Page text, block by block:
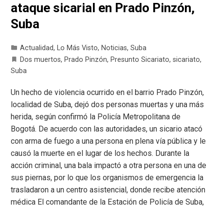
ataque sicarial en Prado Pinzón,
Suba
Actualidad, Lo Más Visto, Noticias,Suba
Dos muertos, Prado Pinzón, Presunto Sicariato,sicariato,
Suba
Un hecho de violencia ocurrido en el barrio Prado Pinzón,
localidad de Suba, dejó dos personas muertas y una más
herida, según confirmó la Policía Metropolitana de
Bogotá. De acuerdo con las autoridades, un sicario atacó
con arma de fuego a una persona en plena vía pública y le
causó la muerte en el lugar de los hechos. Durante la
acción criminal, una bala impactó a otra persona en una de
sus piernas, por lo que los organismos de emergencia la
trasladaron a un centro asistencial, donde recibe atención
médica El comandante de la Estación de Policía de Suba,